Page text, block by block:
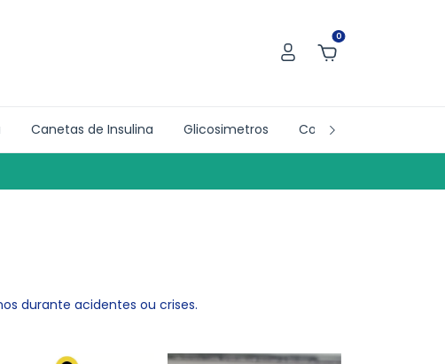
0
Canetas de Insulina Glicosimetros Collab´s
durante acidentes ou crises.